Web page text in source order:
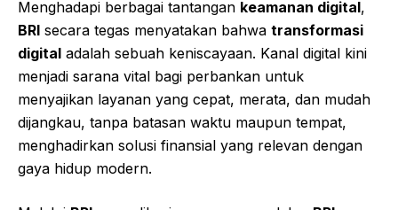
Menghadapi berbagai tantangan keamanan digital,
BRI secara tegas menyatakan bahwa transformasi
digital adalah sebuah keniscayaan. Kanal digital kini
menjadi sarana vital bagi perbankan untuk
menyajikan layanan yang cepat, merata, dan mudah
dijangkau, tanpa batasan waktu maupun tempat,
menghadirkan solusi finansial yang relevan dengan
gaya hidup modern.